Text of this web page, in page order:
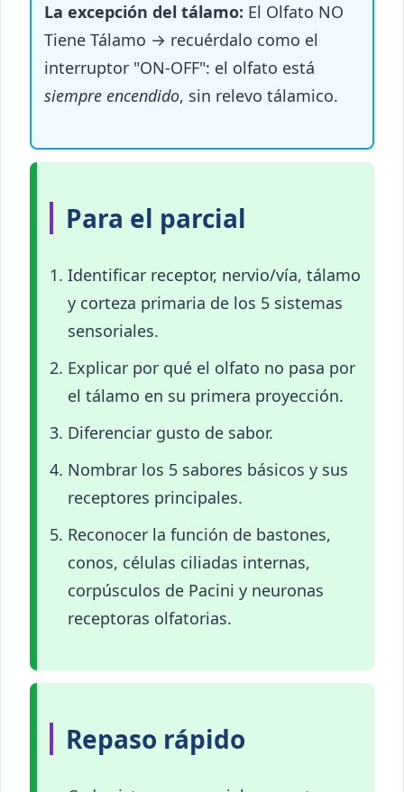
La excepción del tálamo: El Olfato NO
Tiene Tálamo → recuérdalo como el
interruptor "ON-OFF": el olfato está
siempre encendido, sin relevo tálamico.
Para el parcial
Identificar receptor, nervio/vía, tálamo
y corteza primaria de los 5 sistemas
sensoriales.
Explicar por qué el olfato no pasa por
el tálamo en su primera proyección.
Diferenciar gusto de sabor.
Nombrar los 5 sabores básicos y sus
receptores principales.
Reconocer la función de bastones,
conos, células ciliadas internas,
corpúsculos de Pacini y neuronas
receptoras olfatorias.
Repaso rápido